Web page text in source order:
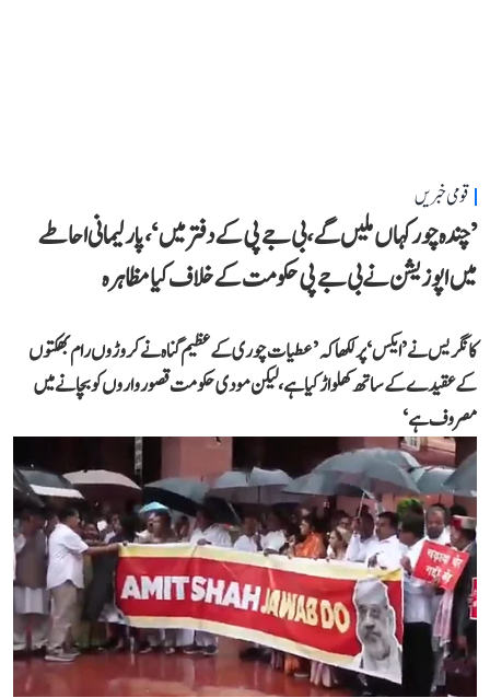
قومی خبریں
’چندہ چور کہاں ملیں گے، بی جے پی کے دفتر میں‘، پارلیمانی احاطے
میں اپوزیشن نے بی جے پی حکومت کے خلاف کیا مظاہرہ
کانگریس نے ’ایکس‘ پر لکھا کہ ’عطیات چوری کے عظیم گناہ نے کروڑوں رام بھکتوں
کے عقیدے کے ساتھ کھلواڑ کیا ہے، لیکن مودی حکومت قصورواروں کو بچانے میں
مصروف ہے‘